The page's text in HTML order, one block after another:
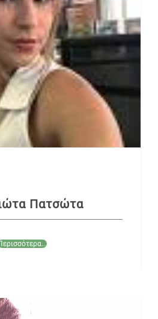
Πατσώτα